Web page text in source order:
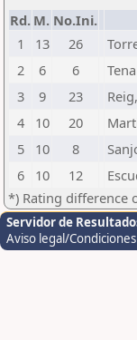
Rd. M. No.Ini.
1
13 26
2
6 6
3
9 23
4
10 20
5
10 8
6
10 12
*) Rating difference
Servidor de
Aviso legal/